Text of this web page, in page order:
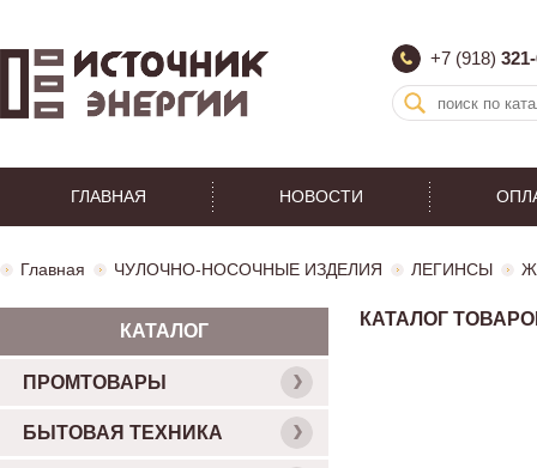
+7 (918)
ГЛАВНАЯ НОВОСТИ
Главная ЧУЛОЧНО-НОСОЧНЫЕ ИЗДЕЛИЯ ЛЕГИНСЫ
КАТАЛОГ
КАТАЛОГ
ПРОМТОВАРЫ
БЫТОВАЯ ТЕХНИКА